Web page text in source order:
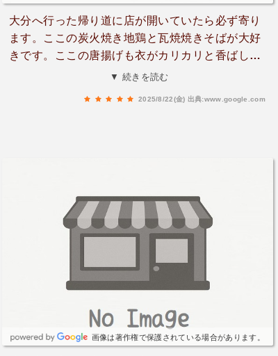
大分へ行った帰り道に店が開いていたら必ず寄り
ます。ここの炭火焼き地鶏と瓦焼焼きそばが大好
きです。ここの唐揚げも衣がカリカリと香ばしい
音が鳴る衣で冷めても美味しいので必ず持ち帰り
それも最高に美味しかったです！帰る時にはゲリ
ラ豪雨になりどうしようかと悩んでいると店員さ
んが傘を貸し出してくれて車まで行き出入り口ギ
り、みんなが乗り終わるまで傘を差し続けて下さ
って車が出て見送るまでいらっしゃいました。本
分へ行く時は寄りたいと思っています。
▼ 続きを読む
2025/8/22(金) 出典:www.google.com
画像は著作権で保護されている場合があります。